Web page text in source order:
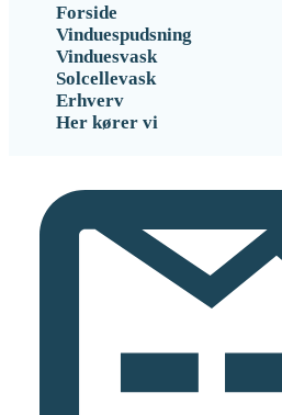
Forside
Vinduespudsning
Vinduesvask
Solcellevask
Erhverv
Her kører vi